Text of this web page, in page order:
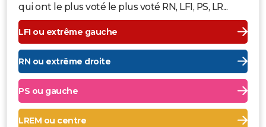
qui ont le plus voté le plus voté RN, LFI, PS, LR...
LFI ou extrême gauche
RN ou extrême droite
PS ou gauche
LREM ou centre